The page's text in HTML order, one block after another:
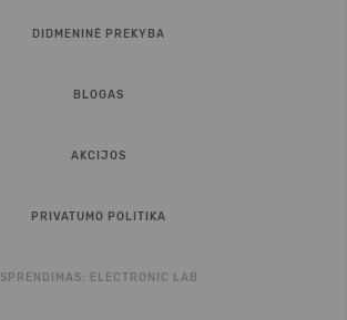
DIDMENINĖ PREKYBA
BLOGAS
AKCIJOS
PRIVATUMO POLITIKA
SPRENDIMAS: ELECTRONIC LAB